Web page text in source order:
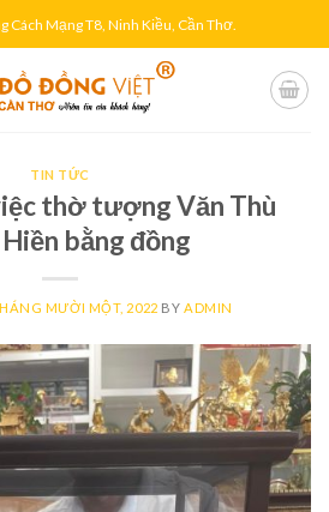
Cách Mạng T8, Ninh Kiều, Cần Thơ.
TIN TỨC
thờ tượng Văn Thù
bằng đồng
MƯỜI MỘT, 2022 BY ADMIN